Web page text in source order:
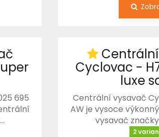
695
Cyclovac -
luxe
Centrální vysavač
AW je vysoce
vysavač
2